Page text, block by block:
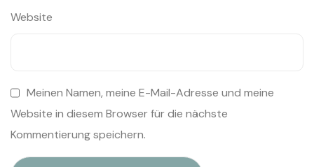
Website
Meinen Namen, meine E-Mail-Adresse und meine
Website in diesem Browser für die nächste
Kommentierung speichern.